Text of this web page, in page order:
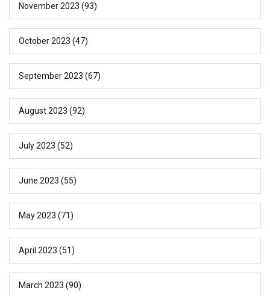
November 2023 (93)
October 2023 (47)
September 2023 (67)
August 2023 (92)
July 2023 (52)
June 2023 (55)
May 2023 (71)
April 2023 (51)
March 2023 (90)